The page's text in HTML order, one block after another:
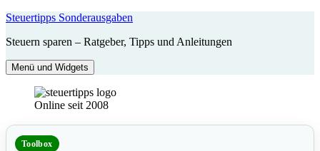
Zum
springen
Steuertipps Sonderausgaben
Steuern sparen – Ratgeber, Tipps und Anleitungen
Menü und Widgets
Online seit 2008
Toolbox